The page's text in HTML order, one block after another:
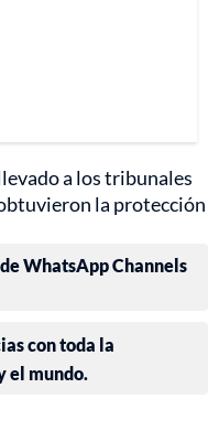
a los tribunales
la protección
WhatsApp Channels
con toda la
el mundo.